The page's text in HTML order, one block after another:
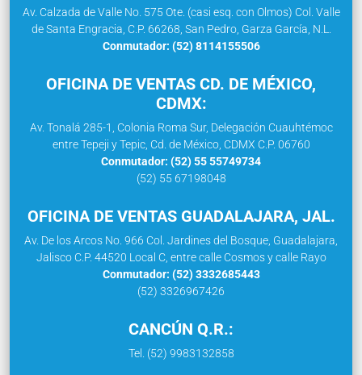
Av. Calzada de Valle No. 575 Ote. (casi esq. con Olmos) Col. Valle
de Santa Engracia, C.P. 66268, San Pedro, Garza García, N.L.
Conmutador: (52) 8114155506
OFICINA DE VENTAS CD. DE MÉXICO,
CDMX:
Av. Tonalá 285-1, Colonia Roma Sur, Delegación Cuauhtémoc
entre Tepeji y Tepic, Cd. de México, CDMX C.P. 06760
Conmutador: (52) 55 55749734
(52) 55 67198048
OFICINA DE VENTAS GUADALAJARA, JAL.
Av. De los Arcos No. 966 Col. Jardines del Bosque, Guadalajara,
Jalisco C.P. 44520 Local C, entre calle Cosmos y calle Rayo
Conmutador: (52) 3332685443
(52) 3326967426
CANCÚN Q.R.:
Tel. (52) 9983132858